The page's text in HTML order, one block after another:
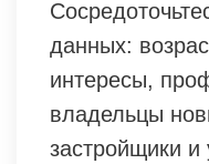
данных:
интересы,
владельцы
застройщики